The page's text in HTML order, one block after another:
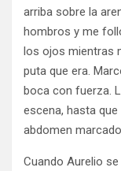
arriba sobre la
hombros y me
los ojos mientras
puta que era.
boca con fuerza.
escena, hasta
abdomen
Cuando Aurelio